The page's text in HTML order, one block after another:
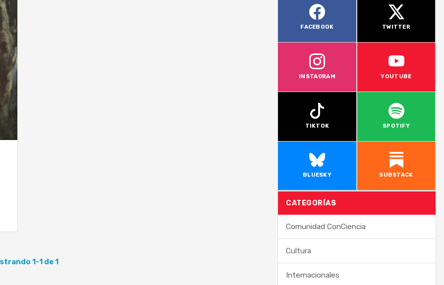
1-1 de 1
FACEBOOK TWITTER
INSTAGRAM YOUTUBE
TIKTOK SPOTIFY
BLUESKY SUBSTACK
CATEGORÍAS
Comunidad ConCiencia
Cultura
Internacionales